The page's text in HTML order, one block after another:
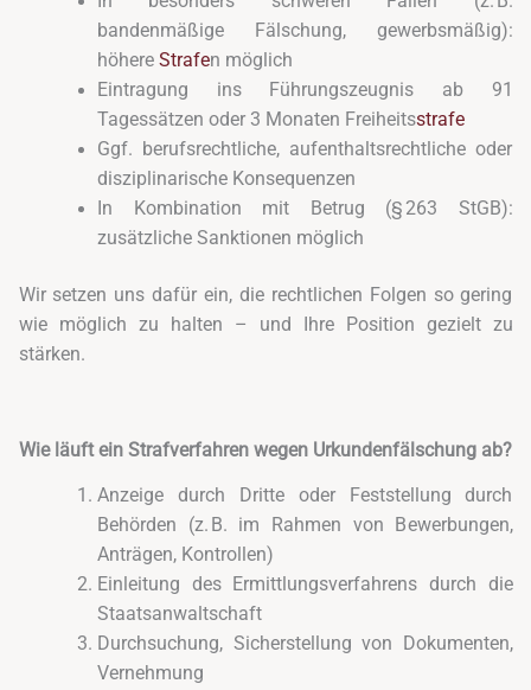
bandenmäßige Fälschung, gewerbsmäßig):
höhere Strafen möglich
Eintragung ins Führungszeugnis ab 91
Tagessätzen oder 3 Monaten Freiheitsstrafe
Ggf. berufsrechtliche, aufenthaltsrechtliche oder
disziplinarische Konsequenzen
In Kombination mit Betrug (§ 263 StGB):
zusätzliche Sanktionen möglich
Wir setzen uns dafür ein, die rechtlichen Folgen so gering
wie möglich zu halten – und Ihre Position gezielt zu
stärken.
Wie läuft ein Strafverfahren wegen Urkundenfälschung ab?
Anzeige durch Dritte oder Feststellung durch
Behörden (z. B. im Rahmen von Bewerbungen,
Anträgen, Kontrollen)
Einleitung des Ermittlungsverfahrens durch die
Staatsanwaltschaft
Durchsuchung, Sicherstellung von Dokumenten,
Vernehmung